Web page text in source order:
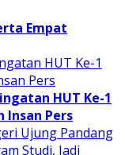
Empat
HUT Ke-1
Insan Pers